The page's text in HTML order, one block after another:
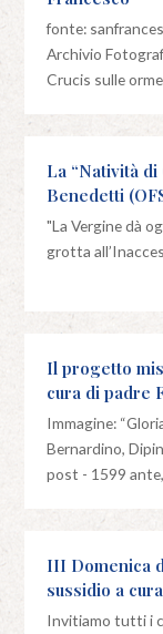
fonte:
Archivio
Crucis sulle
La “Natività
Benedetti
"La Vergine dà
grotta
Il progetto
cura di padre
Immagine:
Bernardino,
post - 1599
III Domenica
sussidio a
Invitiamo tutti i